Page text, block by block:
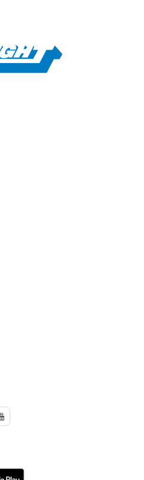
youtube
Google Play store